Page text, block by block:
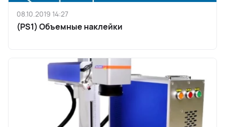
08.10.2019 14:27
(PS1) Объемные наклейки